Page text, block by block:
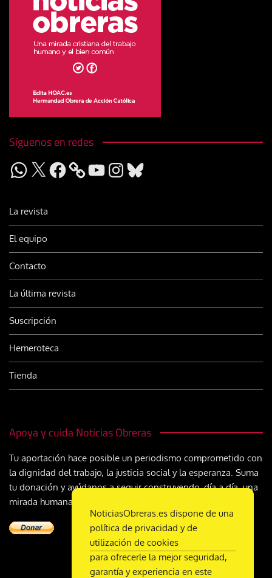
Síguenos en redes
WhatsApp
X Facebook YouTubeInstagram
Bluesky
La revista
El equipo
Contacto
La última revista
Suscripción
Hemeroteca
Tienda
Apoya y cuida Noticias Obreras
Tu aportación hace posible un periodismo comprometido con
la dignidad del trabajo, la justicia social y la esperanza. Suma
tu donación y ayúdanos a seguir construyendo, día a día, una
mirada humana y cristiana sobre el mundo del trabajo
NoticiasObreras.es dispone de una
política de privacidad y de
utilización de cookies
para ofrecerle la mejor seguridad,
garantía y experiencia en este